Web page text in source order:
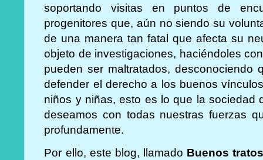
soportando visitas en puntos de
progenitores que, aún no siendo su
de una manera tan fatal que afecta su
objeto de investigaciones, haciéndoles
pueden ser maltratados, desconociendo
defender el derecho a los buenos
niños y niñas, esto es lo que la sociedad
deseamos con todas nuestras fuerzas
profundamente.
Por ello, este blog, llamado Buenos tratos